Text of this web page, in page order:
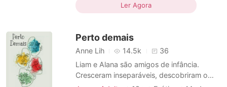
abandono. São amigos desde crianças em
quase tudo as descobertas são juntos
dramática . Agora o temp
Ler Agora
Perto demais
Anne Lih 14.5k
36
Liam e Alana são amigos de infância.
Cresceram inseparáveis, descobriram o